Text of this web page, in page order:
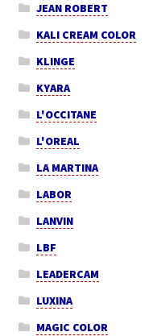
JEAN ROBERT
KALI CREAM COLOR
KLINGE
KYARA
L'OCCITANE
L'OREAL
LA MARTINA
LABOR
LANVIN
LBF
LEADERCAM
LUXINA
MAGIC COLOR